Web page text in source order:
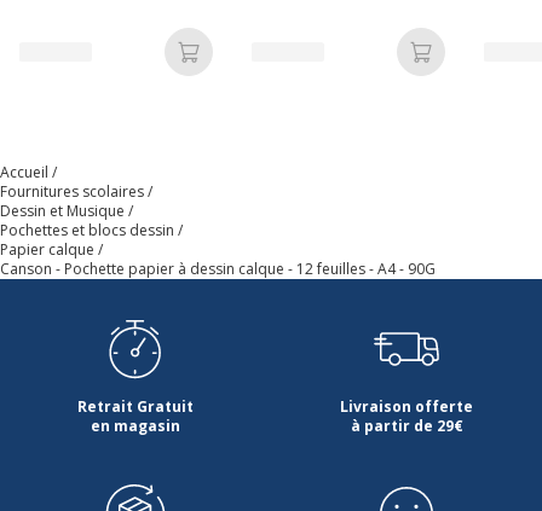
Code barre maitre 3148950171542
Ajouter au panier Ajouter au
Accueil
Fournitures scolaires
Dessin et Musique
Pochettes et blocs dessin
Papier calque
Canson - Pochette papier à dessin calque - 12 feuilles - A4 - 90G
Retrait Gratuit
en magasin
Livraison offerte
à partir de 29€